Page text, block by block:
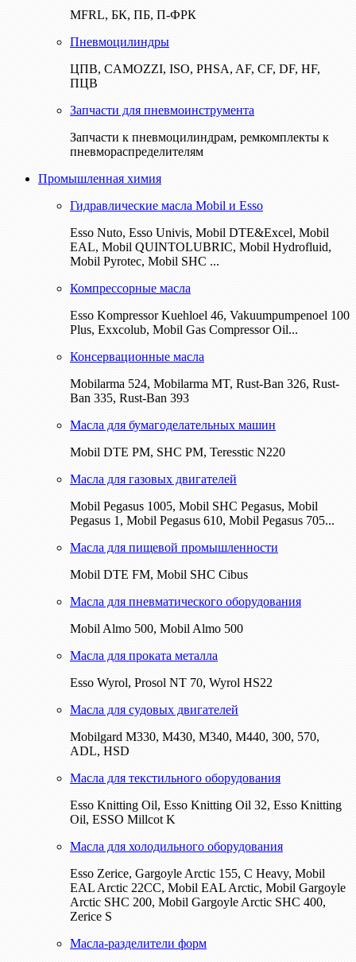
MFRL, БК, ПБ, П-ФРК
Пневмоцилиндры
ЦПВ, CAMOZZI, ISO, PHSA, AF, CF, DF, HF,
ПЦВ
Запчасти для пневмоинструмента
Запчасти к пневмоцилиндрам, ремкомплекты к
пневмораспределителям
Промышленная химия
Гидравлические масла Mobil и Esso
Esso Nuto, Esso Univis, Mobil DTE&Excel, Mobil
EAL, Mobil QUINTOLUBRIC, Mobil Hydrofluid,
Mobil Pyrotec, Mobil SHC ...
Компрессорные масла
Esso Kompressor Kuehloel 46, Vakuumpumpenoel 100
Plus, Exxcolub, Mobil Gas Compressor Oil...
Консервационные масла
Mobilarma 524, Mobilarma MT, Rust-Ban 326, Rust-
Ban 335, Rust-Ban 393
Масла для бумагоделательных машин
Mobil DTE РМ, SHC PM, Teresstic N220
Масла для газовых двигателей
Mobil Pegasus 1005, Mobil SHC Pegasus, Mobil
Pegasus 1, Mobil Pegasus 610, Mobil Pegasus 705...
Масла для пищевой промышленности
Mobil DTE FM, Mobil SHC Cibus
Масла для пневматического оборудования
Mobil Almo 500, Mobil Almo 500
Масла для проката металла
Esso Wyrol, Prosol NT 70, Wyrol HS22
Масла для судовых двигателей
Mobilgard M330, M430, M340, M440, 300, 570,
ADL, HSD
Масла для текстильного оборудования
Esso Knitting Oil, Esso Knitting Oil 32, Esso Knitting
Oil, ESSO Millcot K
Масла для холодильного оборудования
Esso Zerice, Gargoyle Arctic 155, С Heavy, Mobil
EAL Arctic 22CC, Mobil EAL Arctic, Mobil Gargoyle
Arctic SHC 200, Mobil Gargoyle Arctic SHC 400,
Zerice S
Масла-разделители форм